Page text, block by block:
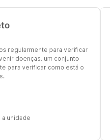
regularmente para verificar
doenças. um conjunto
para verificar como está o
unidade